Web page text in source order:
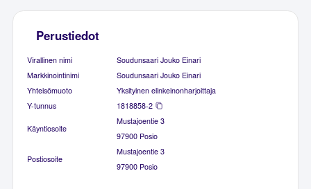
Perustiedot
Virallinen nimi
Soudunsaari Jouko Einari
Markkinointinimi
Soudunsaari Jouko Einari
Yhteisömuoto
Yksityinen elinkeinonharjoittaja
Y-tunnus
1818858-2
Käyntiosoite
Mustajoentie 3
97900 Posio
Postiosoite
Mustajoentie 3
97900 Posio